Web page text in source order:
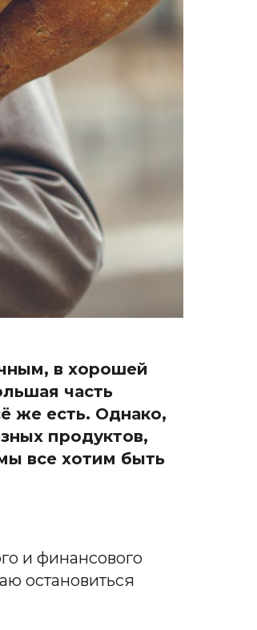
в хорошей
часть
же есть. Однако,
продуктов,
все хотим быть
и финансового
остановиться